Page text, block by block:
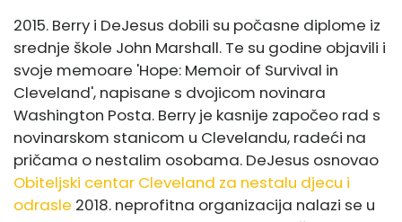
2015. Berry i DeJesus dobili su počasne diplome iz
srednje škole John Marshall. Te su godine objavili i
svoje memoare 'Hope: Memoir of Survival in
Cleveland', napisane s dvojicom novinara
Washington Posta. Berry je kasnije započeo rad s
novinarskom stanicom u Clevelandu, radeći na
pričama o nestalim osobama. DeJesus osnovao
Obiteljski centar Cleveland za nestalu djecu i
odrasle 2018. neprofitna organizacija nalazi se u